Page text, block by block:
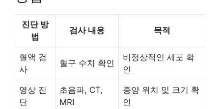
진단 방
법
검사 내용 목적
혈액 검
사
혈구 수치 확인
비정상적인 세포 확
인
영상 진
단
초음파, CT,
MRI
종양 위치 및 크기 확
인